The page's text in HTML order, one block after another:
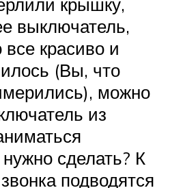
выключатель,
красиво и
(Вы, что
можно
из
сделать? К
подводятся